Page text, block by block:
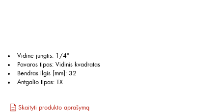
Vidinė jungtis: 1/4"
Pavaros tipas: Vidinis kvadratas
Bendras ilgis [mm] : 32
Antgalio tipas: TX
Skaityti produkto aprašymą